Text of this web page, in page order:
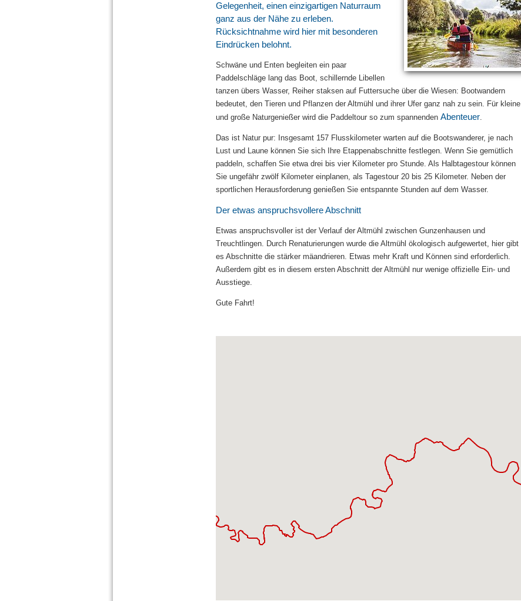
Gelegenheit, einen einzigartigen Naturraum
ganz aus der Nähe zu erleben.
Rücksichtnahme wird hier mit besonderen
Eindrücken belohnt.
Schwäne und Enten begleiten ein paar
Paddelschläge lang das Boot, schillernde Libellen
tanzen übers Wasser, Reiher staksen auf Futtersuche über die Wiesen: Bootwandern
bedeutet, den Tieren und Pflanzen der Altmühl und ihrer Ufer ganz nah zu sein. Für kleine
und große Naturgenießer wird die Paddeltour so zum spannenden Abenteuer.
Das ist Natur pur: Insgesamt 157 Flusskilometer warten auf die Bootswanderer, je nach
Lust und Laune können Sie sich Ihre Etappenabschnitte festlegen. Wenn Sie gemütlich
paddeln, schaffen Sie etwa drei bis vier Kilometer pro Stunde. Als Halbtagestour können
Sie ungefähr zwölf Kilometer einplanen, als Tagestour 20 bis 25 Kilometer. Neben der
sportlichen Herausforderung genießen Sie entspannte Stunden auf dem Wasser.
Der etwas anspruchsvollere Abschnitt
Etwas anspruchsvoller ist der Verlauf der Altmühl zwischen Gunzenhausen und
Treuchtlingen. Durch Renaturierungen wurde die Altmühl ökologisch aufgewertet, hier gibt
es Abschnitte die stärker mäandrieren. Etwas mehr Kraft und Können sind erforderlich.
Außerdem gibt es in diesem ersten Abschnitt der Altmühl nur wenige offizielle Ein- und
Ausstiege.
Gute Fahrt!